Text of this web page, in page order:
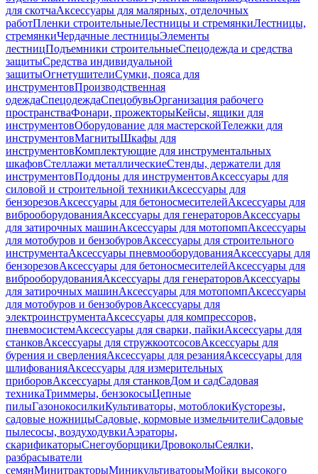
для скотчаАксессуары для малярных, отделочных
работПленки строительныеЛестницы и стремянкиЛестницы,
стремянкиЧердачные лестницыЭлементы
лестницПодъемники строительныеСпецодежда и средства
защитыСредства индивидуальной
защитыОгнетушителиСумки, пояса для
инструментовПроизводственная
одеждаСпецодеждаСпецобувьОрганизация рабочего
пространстваФонари, прожекторыКейсы, ящики для
инструментовОборудование для мастерскойТележки для
инструментовМагнитыШкафы для
инструментовКомплектующие для инструментальных
шкафовСтеллажи металлическиеСтенды, держатели для
инструментовПоддоны для инструментовАксессуары для
силовой и строительной техникиАксессуары для
бензорезовАксессуары для бетоносмесителейАксессуары для
виброоборудованияАксессуары для генераторовАксессуары
для затирочных машинАксессуары для мотопомпАксессуары
для мотобуров и бензобуровАксессуары для строительного
инструментаАксессуары пневмооборудованияАксессуары для
бензорезовАксессуары для бетоносмесителейАксессуары для
виброоборудованияАксессуары для генераторовАксессуары
для затирочных машинАксессуары для мотопомпАксессуары
для мотобуров и бензобуровАксессуары для
электроинструментаАксессуары для компрессоров,
пневмосистемАксессуары для сварки, пайкиАксессуары для
станковАксессуары для стружкоотсосовАксессуары для
бурения и сверленияАксессуары для резанияАксессуары для
шлифованияАксессуары для измерительных
приборовАксессуары для станковДом и садСадовая
техникаТриммеры, бензокосыЦепные
пилыГазонокосилкиКультиваторы, мотоблокиКусторезы,
садовые ножницыСадовые, кормовые измельчителиСадовые
пылесосы, воздуходувкиАэраторы,
скарификаторыСнегоуборщикиДровоколыСеялки,
разбрасыватели
семянМинитракторыМиникультиваторыМойки высокого